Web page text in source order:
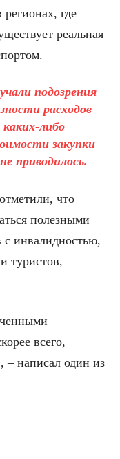
где
реальная
подозрения
расходов
либо
закупки
приводилось.
что
полезными
инвалидностью,
туристов,
всего,
– написал один из